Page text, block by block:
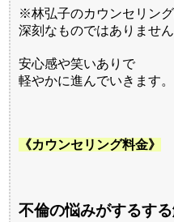
※林弘子のカウンセリン
深刻なものではありません
安心感や笑いありで
軽やかに進んでいきます。
《カウンセリング料金》
不倫の悩みがするする